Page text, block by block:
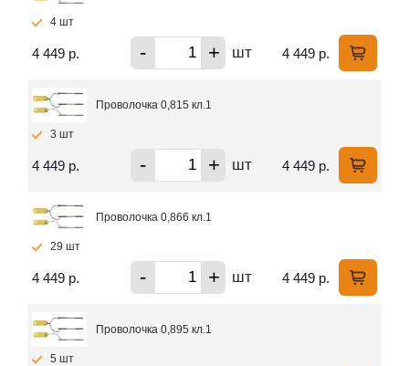
4 шт
4 449 р. - + шт 4 449 р.
Проволочка 0,815 кл.1
3 шт
4 449 р. - + шт 4 449 р.
Проволочка 0,866 кл.1
29 шт
4 449 р. - + шт 4 449 р.
Проволочка 0,895 кл.1
5 шт